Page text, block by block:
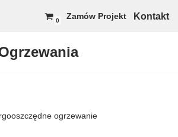
0 Zamów Projekt Kontakt
ogrzewanie